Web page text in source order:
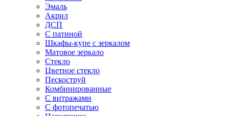
Эмаль
Акрил
ДСП
С патиной
Шкафы-купе с зеркалом
Матовое зеркало
Стекло
Цветное стекло
Пескоструй
Комбинированные
С витражами
С фотопечатью